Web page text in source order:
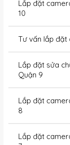
Lắp đặt
10
Tư vấn lắp đặt
Lắp đặt sửa
Quận 9
Lắp đặt
8
Lắp đặt